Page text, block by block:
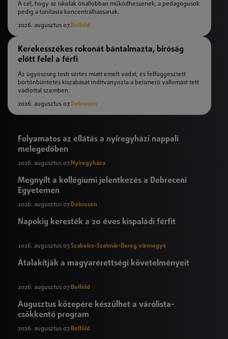
A cél, hogy az iskolák önállóbban működhessenek, a pedagógusok
pedig a tanításra koncentrálhassanak.
2026. augusztus 07.Belföld
Kerekesszékes rokonát bántalmazta, bíróság
előtt felel a férfi
Az ügyészség testi sértés miatt emelt vádat, és felfüggesztett
börtönbüntetés kiszabását indítványozta a beismerő vallomást tett
vádlottal szemben.
2026. augusztus 07.Debrecen
Folyamatos az ellátás a nyíregyházi nappali
melegedőben
2026. augusztus 07. Nyíregyháza
Megnyílt a kollégiumi jelentkezés a Debreceni
Egyetemen
2026. augusztus 07.Debrecen
Napokig keresték a 20 éves kispaládi férfit
2026. augusztus 07.Szabolcs-Szatmár-Bereg vármegye
Átalakítják a magyarérettségi követelményeit
2026. augusztus 07.Belföld
Augusztus közepére készülhet a várólista-
csökkentő program
2026. augusztus 07.Belföld